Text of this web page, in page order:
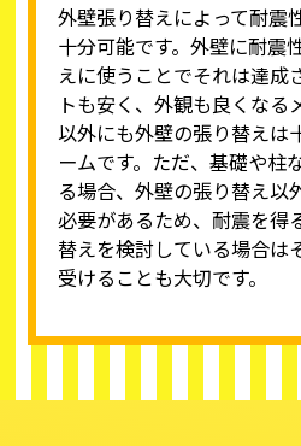
外壁張り替えによって耐震
十分可能です。外壁に耐震
えに使うことでそれは達成
トも安く、外観も良くなる
以外にも外壁の張り替えは
ームです。ただ、基礎や柱
る場合、外壁の張り替え以
必要があるため、耐震を得
替えを検討している場合は
受けることも大切です。